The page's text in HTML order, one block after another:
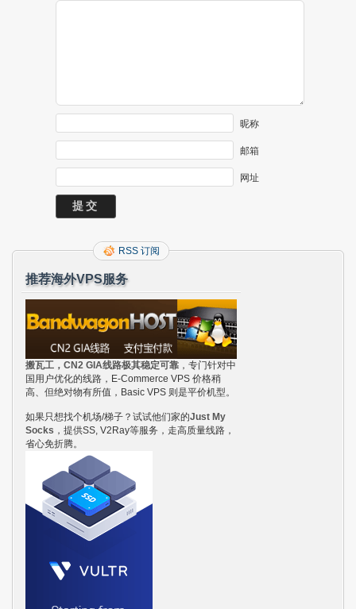
昵称
邮箱
网址
RSS 订阅
推荐海外VPS服务
搬瓦工，CN2 GIA线路极其稳定可靠 ，专门针对中
国用户优化的线路，E-Commerce VPS 价格稍
高、但绝对物有所值，Basic VPS 则是平价机型。
如果只想找个机场/梯子？试试他们家的Just My
Socks ，提供SS, V2Ray等服务，走高质量线路，
省心免折腾。